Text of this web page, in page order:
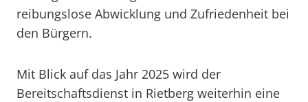
reibungslose Abwicklung und Zufriedenheit bei
den Bürgern.
Mit Blick auf das Jahr 2025 wird der
Bereitschaftsdienst in Rietberg weiterhin eine